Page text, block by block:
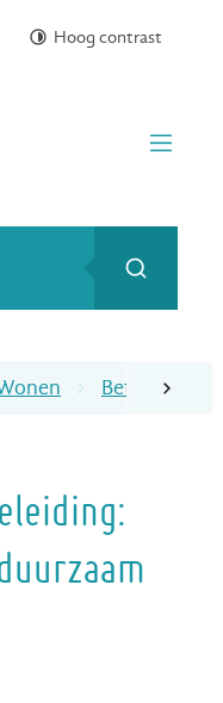
Hoog contrast
Zoeken
menu
scroll
Betaalbaar,